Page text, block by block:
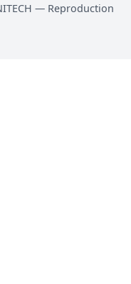
— Reproduction